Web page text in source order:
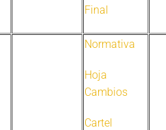
Final
Normativa
Hoja
Cambios
Cartel